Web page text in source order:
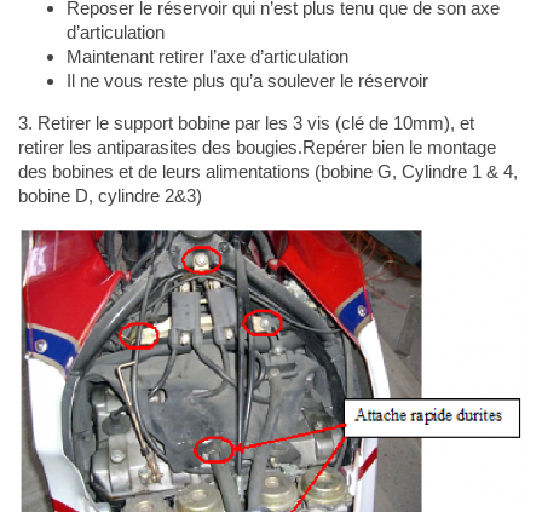
Reposer le réservoir qui n’est plus tenu que de son axe
d’articulation
Maintenant retirer l’axe d’articulation
Il ne vous reste plus qu’a soulever le réservoir
3. Retirer le support bobine par les 3 vis (clé de 10mm), et
retirer les antiparasites des bougies.Repérer bien le montage
des bobines et de leurs alimentations (bobine G, Cylindre 1 & 4,
bobine D, cylindre 2&3)